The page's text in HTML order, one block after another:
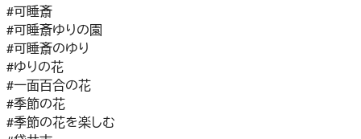
#可睡斎
#可睡斎ゆりの園
#可睡斎のゆり
#ゆりの花
#一面百合の花
#季節の花
#季節の花を楽しむ